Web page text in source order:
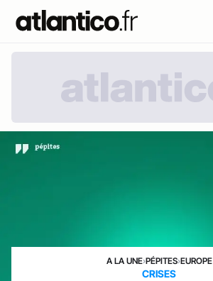
A LA UNE›PÉPITES›EUROPE
CRISES